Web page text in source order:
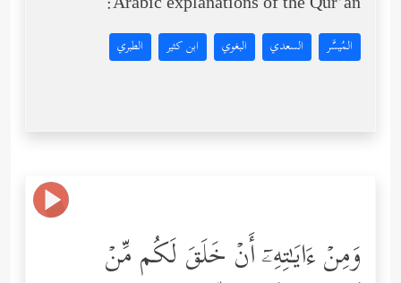
المُيسَّر السعدي البغوي ابن كثير الطبري
وَمِنۡ ءَایَـٰتِهِۦۤ أَنۡ خَلَقَ لَكُم مِّنۡ